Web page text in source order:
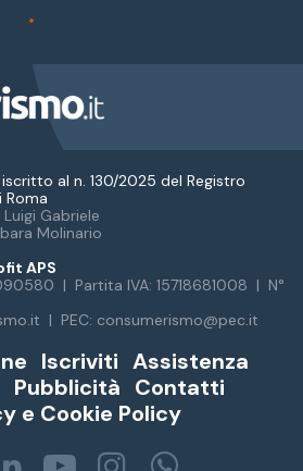
iscritto al n. 130/2025 del Registro
Roma
Gabriele
Molinario
APS
| Partita IVA: 15718681008 | N°
| PEC: consumerismo@pec.it
Iscriviti Assistenza
Pubblicità Contatti
e Cookie Policy